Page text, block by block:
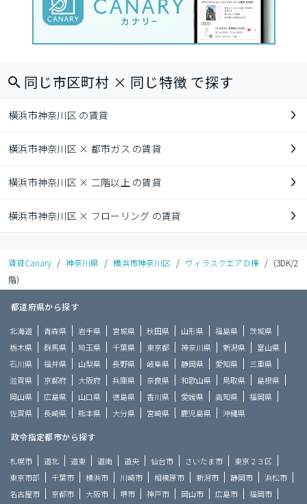
同じ市区町村 × 同じ特徴 で探す
横浜市神奈川区 の賃貸
横浜市神奈川区 × 都市ガス の賃貸
横浜市神奈川区 × 二階以上 の賃貸
横浜市神奈川区 × フローリング の賃貸
賃貸Canary / 神奈川県 / 横浜市神奈川区 / ヴィラスクエアＤ棟 / (3DK/2
階)
都道府県から探す
北海道 青森県 岩手県 宮城県 秋田県 山形県 福島県
茨城県
栃木県
群馬県 埼玉県 千葉県 東京都 神奈川県 新潟県
富山県
石川県
福井県 山梨県 長野県 岐阜県 静岡県 愛知県
三重県
滋賀県
京都府 大阪府 兵庫県 奈良県 和歌山県 鳥取県
島根県
岡山県
広島県 山口県 徳島県 香川県 愛媛県 高知県
福岡県
佐賀県
長崎県 熊本県 大分県 宮崎県 鹿児島県 沖縄県
政令指定都市から探す
札幌市 道北 道東 道南 道央 仙台市 さいたま市
東京２３区
東京市部
千葉市 横浜市 川崎市 相模原市 新潟市 静岡市
浜松市
名古屋市
京都市 大阪市 堺市 神戸市 岡山市 広島市 福岡市